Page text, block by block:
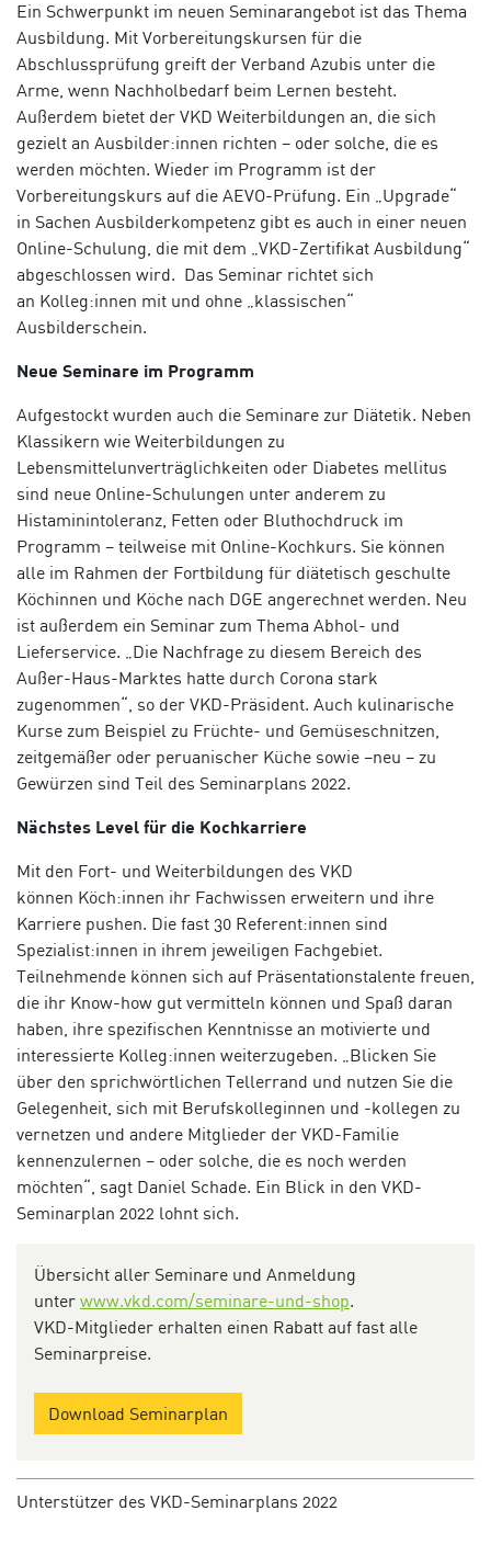
Ein Schwerpunkt im neuen Seminarangebot ist das Thema
Ausbildung. Mit Vorbereitungskursen für die
Abschlussprüfung greift der Verband Azubis unter die
Arme, wenn Nachholbedarf beim Lernen besteht.
Außerdem bietet der VKD Weiterbildungen an, die sich
gezielt an Ausbilder:innen richten – oder solche, die es
werden möchten. Wieder im Programm ist der
Vorbereitungskurs auf die AEVO-Prüfung. Ein „Upgrade“
in Sachen Ausbilderkompetenz gibt es auch in einer neuen
Online-Schulung, die mit dem „VKD-Zertifikat Ausbildung“
abgeschlossen wird. Das Seminar richtet sich
an Kolleg:innen mit und ohne „klassischen“
Ausbilderschein.
Neue Seminare im Programm
Aufgestockt wurden auch die Seminare zur Diätetik. Neben
Klassikern wie Weiterbildungen zu
Lebensmittelunverträglichkeiten oder Diabetes mellitus
sind neue Online-Schulungen unter anderem zu
Histaminintoleranz, Fetten oder Bluthochdruck im
Programm – teilweise mit Online-Kochkurs. Sie können
alle im Rahmen der Fortbildung für diätetisch geschulte
Köchinnen und Köche nach DGE angerechnet werden. Neu
ist außerdem ein Seminar zum Thema Abhol- und
Lieferservice. „Die Nachfrage zu diesem Bereich des
Außer-Haus-Marktes hatte durch Corona stark
zugenommen“, so der VKD-Präsident. Auch kulinarische
Kurse zum Beispiel zu Früchte- und Gemüseschnitzen,
zeitgemäßer oder peruanischer Küche sowie –neu – zu
Gewürzen sind Teil des Seminarplans 2022.
Nächstes Level für die Kochkarriere
Mit den Fort- und Weiterbildungen des VKD
können Köch:innen ihr Fachwissen erweitern und ihre
Karriere pushen. Die fast 30 Referent:innen sind
Spezialist:innen in ihrem jeweiligen Fachgebiet.
Teilnehmende können sich auf Präsentationstalente freuen,
die ihr Know-how gut vermitteln können und Spaß daran
haben, ihre spezifischen Kenntnisse an motivierte und
interessierte Kolleg:innen weiterzugeben.
„Blicken Sie
über den sprichwörtlichen Tellerrand und nutzen Sie die
Gelegenheit, sich mit Berufskolleginnen und -kollegen zu
vernetzen und andere Mitglieder der VKD-Familie
kennenzulernen – oder solche, die es noch werden
möchten“, sagt Daniel Schade. Ein Blick in den VKD-
Seminarplan 2022 lohnt sich.
Übersicht aller Seminare und Anmeldung
unter www.vkd.com/seminare-und-shop.
VKD-Mitglieder erhalten einen Rabatt auf fast alle
Seminarpreise.
Download Seminarplan
Unterstützer des VKD-Seminarplans 2022